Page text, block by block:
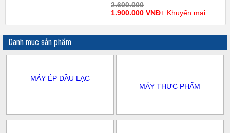
2.600.000
1.900.000 VNĐ+ Khuyến mại
Danh mục sản phẩm
MÁY ÉP DẦU LẠC
MÁY THỰC PHẨM